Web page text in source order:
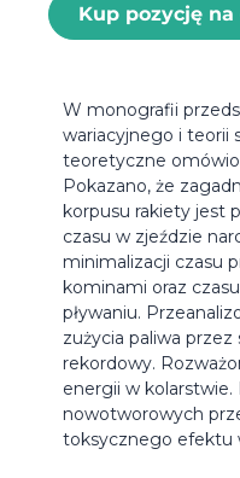
Kup pozycję
W monografii
wariacyjnego i teorii
teoretyczne
Pokazano, że
korpusu rakiety jest
czasu w zjeździe
minimalizacji czasu
kominami oraz
pływaniu.
zużycia paliwa
rekordowy.
energii w
nowotworowych
toksycznego efektu